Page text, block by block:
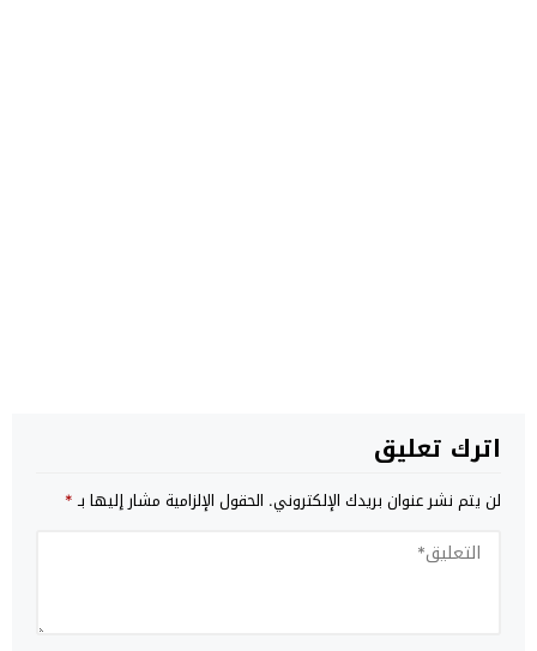
اترك تعليق
لن يتم نشر عنوان بريدك الإلكتروني. الحقول الإلزامية مشار إليها بـ*